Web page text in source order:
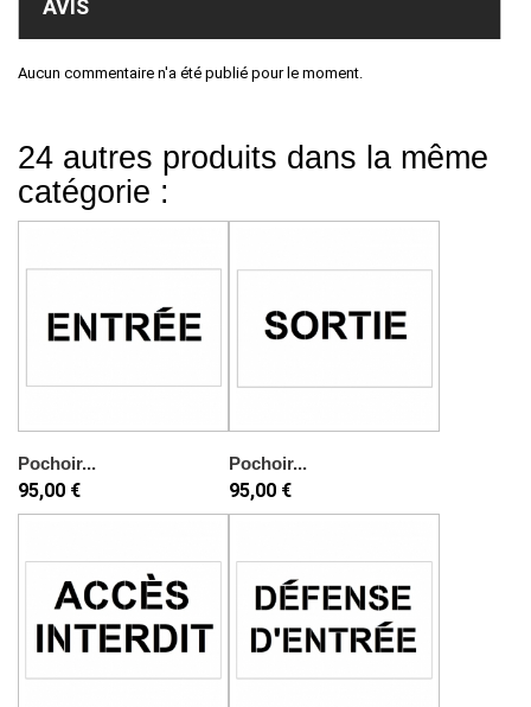
AVIS
Aucun commentaire n'a été publié pour le moment.
24 autres produits dans la même
catégorie :
Pochoir...
95,00 €
Pochoir...
95,00 €